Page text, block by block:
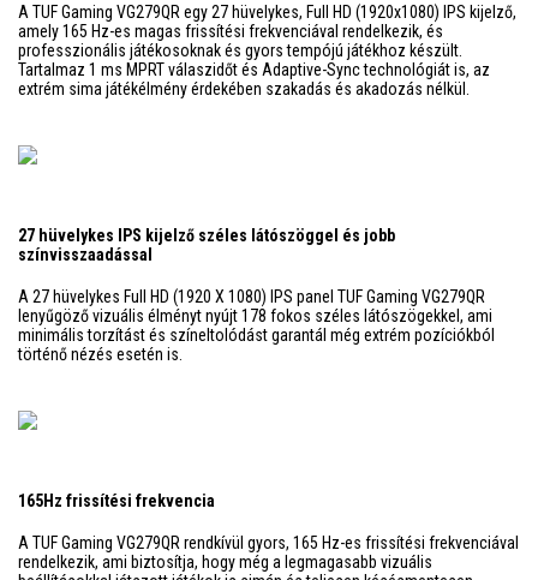
A TUF Gaming VG279QR egy 27 hüvelykes, Full HD (1920x1080) IPS kijelző,
amely 165 Hz-es magas frissítési frekvenciával rendelkezik, és
professzionális játékosoknak és gyors tempójú játékhoz készült.
Tartalmaz 1 ms MPRT válaszidőt és Adaptive-Sync technológiát is, az
extrém sima játékélmény érdekében szakadás és akadozás nélkül.
27 hüvelykes IPS kijelző széles látószöggel és jobb
színvisszaadással
A 27 hüvelykes Full HD (1920 X 1080) IPS panel TUF Gaming VG279QR
lenyűgöző vizuális élményt nyújt 178 fokos széles látószögekkel, ami
minimális torzítást és színeltolódást garantál még extrém pozíciókból
történő nézés esetén is.
165Hz frissítési frekvencia
A TUF Gaming VG279QR rendkívül gyors, 165 Hz-es frissítési frekvenciával
rendelkezik, ami biztosítja, hogy még a legmagasabb vizuális